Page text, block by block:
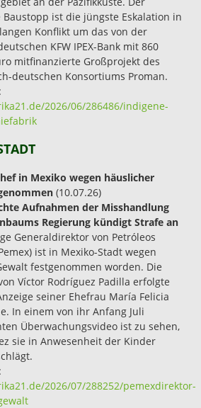
Baustopp ist die jüngste Eskalation in
Konflikt um das von der
KFW IPEX-Bank mit 860
mitfinanzierte Großprojekt des
deutschen Konsortiums Proman.
2026/06/286486/indigene-
in Mexiko wegen häuslicher
(10.07.26)
Aufnahmen der Misshandlung
Regierung kündigt Strafe an
Generaldirektor von Petróleos
ist in Mexiko-Stadt wegen
festgenommen worden. Die
Víctor Rodríguez Padilla erfolgte
seiner Ehefrau María Felicia
In einem von ihr Anfang Juli
Überwachungsvideo ist zu sehen,
sie in Anwesenheit der Kinder
2026/07/288252/pemexdirektor-